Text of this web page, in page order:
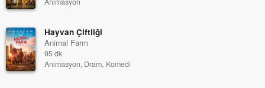
Hayvan Çiftliği
Animal Farm
95 dk
Animasyon, Dram, Komedi